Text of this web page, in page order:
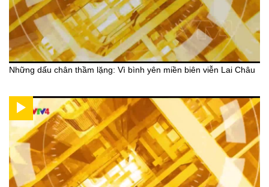
Những dấu chân thầm lặng: Vì bình yên miền biên viễn Lai Châu